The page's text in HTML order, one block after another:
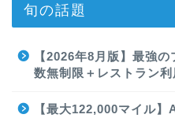
旬の話題
【2026年8月版】最強
数無制限＋レストラン利
【最大122,000マイル